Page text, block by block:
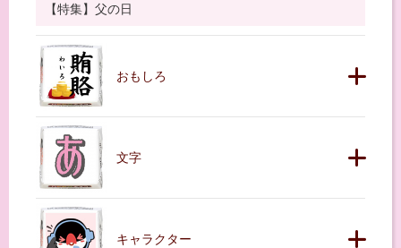
【特集】父の日
おもしろ
文字
キャラクター